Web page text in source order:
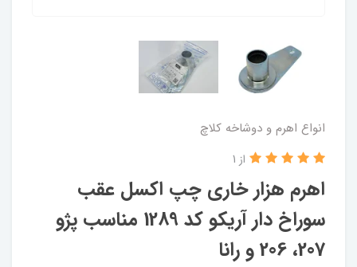
انواع اهرم و دوشاخه کلاچ
اهرم هزار خاری چپ اکسل عقب
سوراخ دار آریکو کد 1289 مناسب پژو
207، 206 و رانا
از 1